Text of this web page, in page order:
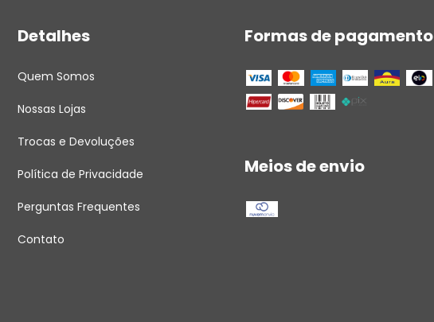
Detalhes
Quem Somos
Nossas Lojas
Trocas e Devoluções
Política de Privacidade
Perguntas Frequentes
Contato
Formas de pagamento
Meios de envio